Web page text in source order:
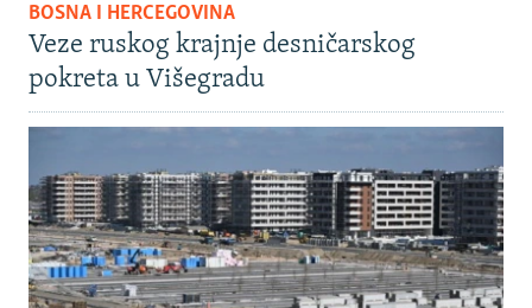
BOSNA I HERCEGOVINA
Veze ruskog krajnje desničarskog
pokreta u Višegradu